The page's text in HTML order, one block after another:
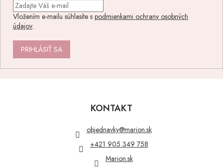
Vložením e-mailu súhlasíte s podmienkami ochrany osobných
údajov.
PRIHLÁSIŤ SA
KONTAKT
objednavky@marion.sk
+421 905 349 758
Marion.sk